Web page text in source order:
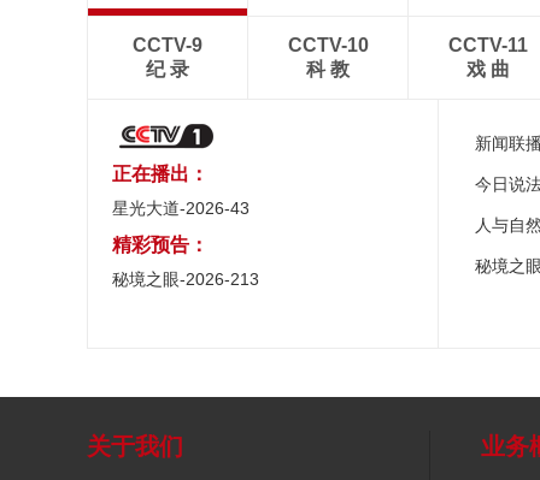
CCTV-9
纪 录
CCTV-10
科 教
CCTV-11
戏 曲
正在播出：
星光大道-2026-43
精彩预告：
秘境之眼-2026-213
新闻联
今日说
人与自
秘境之
关于我们 业务